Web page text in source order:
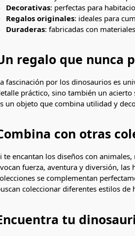
Decorativas: perfectas para
Regalos originales: ideales para
Duraderas: fabricadas con
regalo que nunca
fascinación por los dinosaurios es
práctico, sino también un
un objeto que combina utilidad y
con otras
te encantan los diseños con
fuerza, aventura y diversión,
se complementan
coleccionar diferentes estilos de
tu